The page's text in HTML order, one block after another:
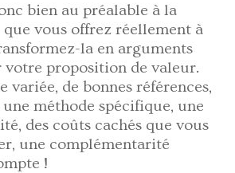
bien au préalable à la
vous offrez réellement à
la en arguments
proposition de valeur.
variée, de bonnes références,
une méthode spécifique, une
des coûts cachés que vous
une complémentarité
!